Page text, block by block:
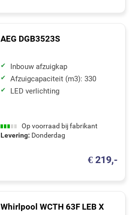
AEG DGB3523S
Inbouw afzuigkap
Afzuigcapaciteit (m3): 330
LED verlichting
Op voorraad bij fabrikant
Levering: Donderdag
€ 219,-
Whirlpool WCTH 63F LEB X